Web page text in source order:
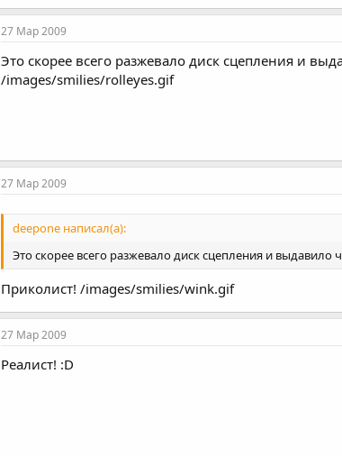
27 Мар 2009
Это скорее всего разжевало диск сцепления и
/images/smilies/rolleyes.gif
27 Мар 2009
deepone написал(а):
Это скорее всего разжевало диск сцепления и выдавило
Приколист! /images/smilies/wink.gif
27 Мар 2009
Реалист! :D